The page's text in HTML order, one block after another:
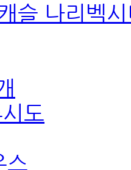
슬 나리벡
도
스